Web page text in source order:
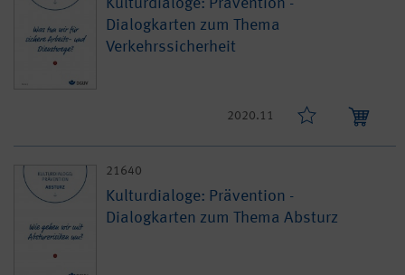
Kulturdialoge: Prävention -
Dialogkarten zum Thema
Verkehrssicherheit
2020.11
21640
Kulturdialoge: Prävention -
Dialogkarten zum Thema Absturz